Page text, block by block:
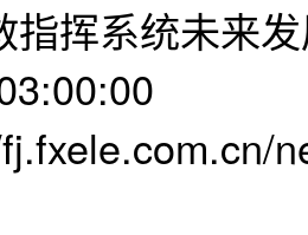
指挥系统未来